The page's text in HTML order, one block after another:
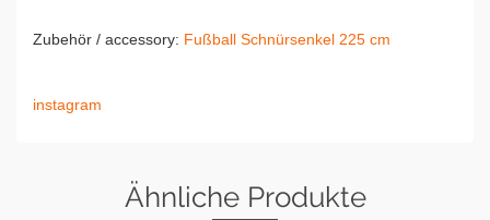
Zubehör / accessory: Fußball Schnürsenkel 225 cm
instagram
Ähnliche Produkte